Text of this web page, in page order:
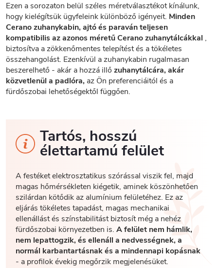
Ezen a sorozaton belül széles méretválasztékot kínálunk,
hogy kielégítsük ügyfeleink különböző igényeit. Minden
Cerano zuhanykabin, ajtó és paraván teljesen
kompatibilis az azonos méretű Cerano zuhanytálcákkal ,
biztosítva a zökkenőmentes telepítést és a tökéletes
összehangolást. Ezenkívül a zuhanykabin rugalmasan
beszerelhető - akár a hozzá illő zuhanytálcára, akár
közvetlenül a padlóra, az Ön preferenciáitól és a
fürdőszobai lehetőségektől függően.
Tartós, hosszú
élettartamú felület
A festéket elektrosztatikus szórással viszik fel, majd
magas hőmérsékleten kiégetik, aminek köszönhetően
szilárdan kötődik az alumínium felületéhez. Ez az
eljárás tökéletes tapadást, magas mechanikai
ellenállást és színstabilitást biztosít még a nehéz
fürdőszobai környezetben is. A felület nem hámlik,
nem lepattogzik, és ellenáll a nedvességnek, a
normál karbantartásnak és a mindennapi kopásnak
- a profilok évekig megőrzik megjelenésüket.